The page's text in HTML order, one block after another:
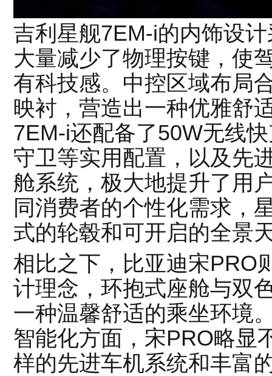
吉利星舰7EM-i的内饰设
大量减少了物理按键，使
有科技感。中控区域布局
映衬，营造出一种优雅舒
7EM-i还配备了50W无线
守卫等实用配置，以及先
舱系统，极大地提升了用
同消费者的个性化需求，
式的轮毂和可开启的全景
相比之下，比亚迪宋PRO
计理念，环抱式座舱与双
一种温馨舒适的乘坐环境
智能化方面，宋PRO略显
样的先进车机系统和丰富